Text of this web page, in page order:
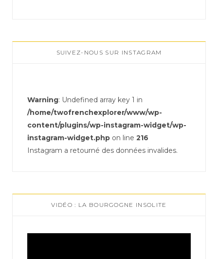
SUIVEZ-NOUS SUR INSTAGRAM
Warning: Undefined array key 1 in
/home/twofrenchexplorer/www/wp-
content/plugins/wp-instagram-widget/wp-
instagram-widget.php on line 216
Instagram a retourné des données invalides.
VIDÉO : LA BOURGOGNE INSOLITE